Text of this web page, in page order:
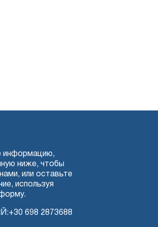
информацию,
ниже, чтобы
или оставьте
используя
+30 698 2873688